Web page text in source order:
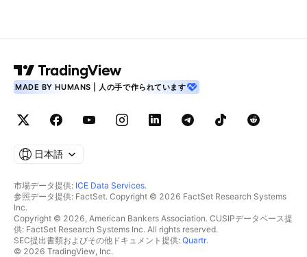
MADE BY HUMANS | 人の手で作られています
日本語
市場データ提供: ICE Data Services.
参照データ提供: FactSet. Copyright © 2026 FactSet Research Systems
Inc.
Copyright © 2026, American Bankers Association. CUSIPデータベース提
供: FactSet Research Systems Inc. All rights reserved.
SEC提出書類およびその他ドキュメント提供: Quartr.
© 2026 TradingView, Inc.